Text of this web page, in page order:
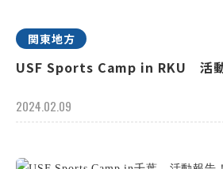
関東地方
USF Sports Camp in RKU 活
2024.02.09